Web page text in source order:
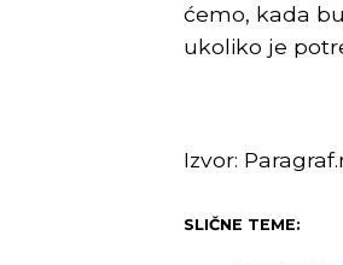
ćemo, kada
ukoliko je
Izvor:
SLIČNE TEME: